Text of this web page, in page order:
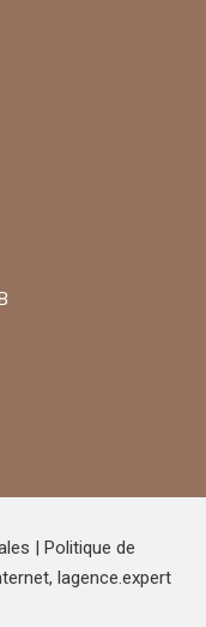
| Politique de
lagence.expert